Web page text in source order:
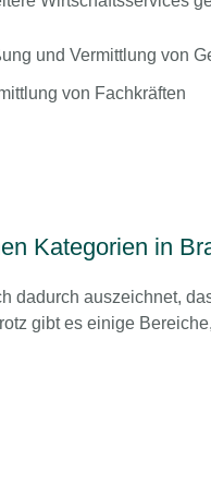
und Vermittlung von
von Fachkräften
Kategorien in
dadurch auszeichnet,
gibt es einige